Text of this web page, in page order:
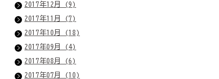
2017年12月 (9)
2017年11月 (7)
2017年10月 (18)
2017年09月 (4)
2017年08月 (6)
2017年07月 (10)